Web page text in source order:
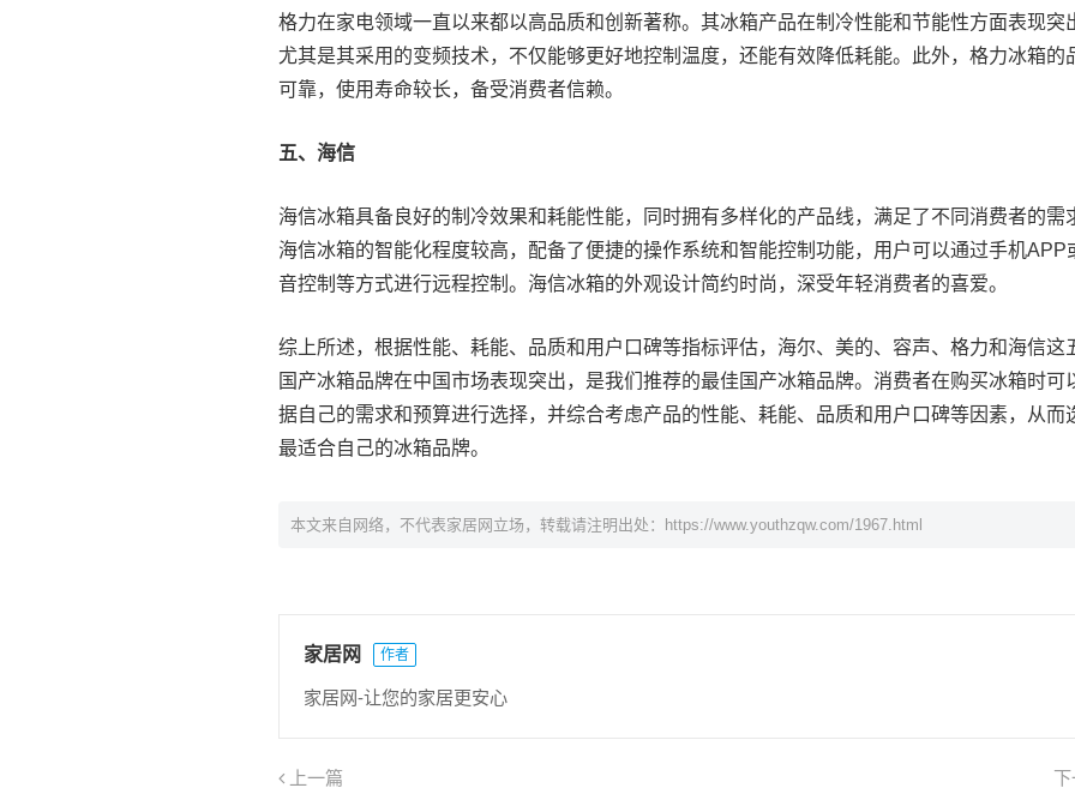
格力在家电领域一直以来都以高品质和创新著称。其冰箱产品在制冷性能和节能性方面表现突
尤其是其采用的变频技术，不仅能够更好地控制温度，还能有效降低耗能。此外，格力冰箱的
可靠，使用寿命较长，备受消费者信赖。
五、海信
海信冰箱具备良好的制冷效果和耗能性能，同时拥有多样化的产品线，满足了不同消费者的需
海信冰箱的智能化程度较高，配备了便捷的操作系统和智能控制功能，用户可以通过手机APP
音控制等方式进行远程控制。海信冰箱的外观设计简约时尚，深受年轻消费者的喜爱。
综上所述，根据性能、耗能、品质和用户口碑等指标评估，海尔、美的、容声、格力和海信这
国产冰箱品牌在中国市场表现突出，是我们推荐的最佳国产冰箱品牌。消费者在购买冰箱时可
据自己的需求和预算进行选择，并综合考虑产品的性能、耗能、品质和用户口碑等因素，从而
最适合自己的冰箱品牌。
本文来自网络，不代表家居网立场，转载请注明出处： https://www.youthzqw.com/1967.html
家居网 作者
家居网-让您的家居更安心
上一篇